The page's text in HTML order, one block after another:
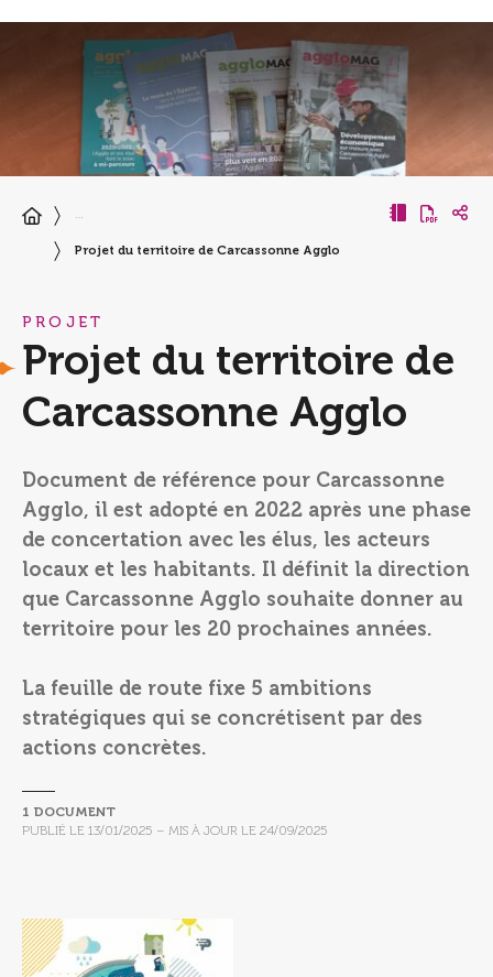
…
Projet du territoire de Carcassonne Agglo
PROJET
Projet du territoire de
Carcassonne Agglo
Document de référence pour Carcassonne
Agglo, il est adopté en 2022 après une phase
de concertation avec les élus, les acteurs
locaux et les habitants. Il définit la direction
que Carcassonne Agglo souhaite donner au
territoire pour les 20 prochaines années.
La feuille de route fixe 5 ambitions
stratégiques qui se concrétisent par des
actions concrètes.
1 DOCUMENT
PUBLIÉ LE 13/01/2025 – MIS À JOUR LE 24/09/2025